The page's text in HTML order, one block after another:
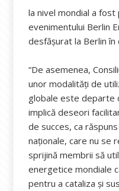
la nivel mondial a
evenimentului Berlin
desfășurat la Berlin
“De asemenea,
unor modalități de
globale este departe
implică deseori
de succes, ca
naționale, care nu se
sprijină membrii să
energetice mondiale
pentru a cataliza și